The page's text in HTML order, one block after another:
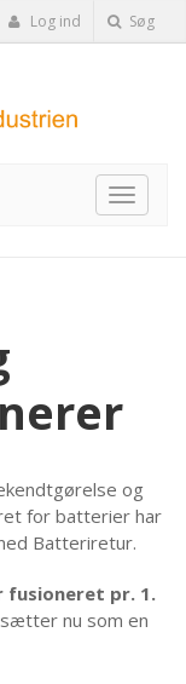
Log ind Søg
Toggle
og
for batterier har
Batteriretur.
pr. 1.
nu som en